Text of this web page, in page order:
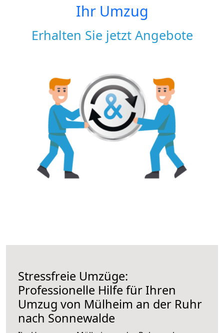
Ihr Umzug
Erhalten Sie jetzt Angebote
Stressfreie Umzüge:
Professionelle Hilfe für Ihren
Umzug von Mülheim an der Ruhr
nach Sonnewalde